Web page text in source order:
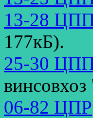
13-28
177кБ).
25-30
06-82 ЦПР